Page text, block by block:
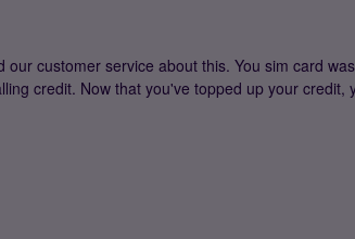
our customer service about this. You sim card was
credit. Now that you've topped up your credit,